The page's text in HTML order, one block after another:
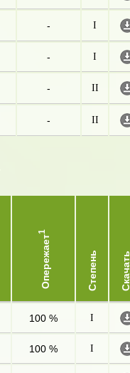
- I
- I
- II
- II
Опережает
1
Степень Скачать
100 % I
100 % I